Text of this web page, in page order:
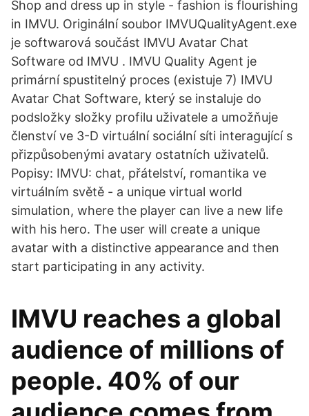
Shop and dress up in style - fashion is flourishing
in IMVU. Originální soubor IMVUQualityAgent.exe
je softwarová součást IMVU Avatar Chat
Software od IMVU . IMVU Quality Agent je
primární spustitelný proces (existuje 7) IMVU
Avatar Chat Software, který se instaluje do
podsložky složky profilu uživatele a umožňuje
členství ve 3-D virtuální sociální síti interagující s
přizpůsobenými avatary ostatních uživatelů.
Popisy: IMVU: chat, přátelství, romantika ve
virtuálním světě - a unique virtual world
simulation, where the player can live a new life
with his hero. The user will create a unique
avatar with a distinctive appearance and then
start participating in any activity.
IMVU reaches a global
audience of millions of
people. 40% of our